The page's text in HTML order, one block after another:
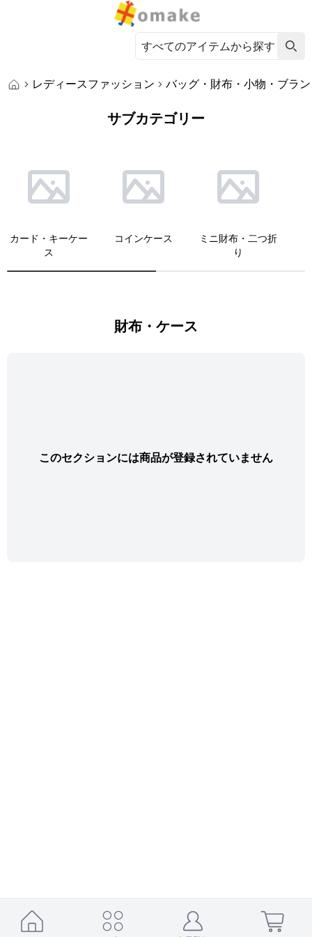
レディースファッション バッグ・財布・小物・ブラ
サブカテゴリー
カード・キーケー
ス
コインケース
ミニ財布・二つ折
り
財布・ケース
このセクションには商品が登録されていません